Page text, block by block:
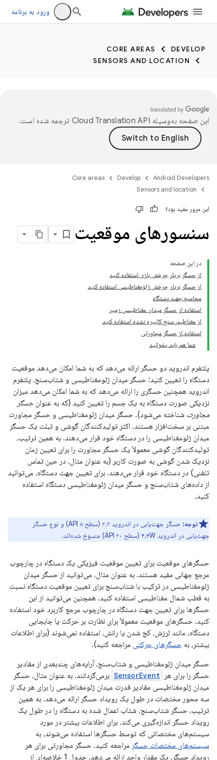
trait:citc trait:citc
ورود به برنامه
DEVELOP
CORE AREAS
SENSORS AND LOCATION
این صفحه به‌وسیله ترجمه شده است.
Android Developers
Develop
Core areas
Sensors and location
این مرور مفید بود؟
سنسورهای موقعیت
در این صفحه
از حسگر بردار چرخش بازی استفاده کنید
از حسگر بردار چرخش ژئومغناطیسی استفاده کنید
محاسبه جهت دستگاه
استفاده از حسگر میدان مغناطیسی زمین
از مغناطیس‌سنج کالیبره نشده استفاده کنید
استفاده از حسگر مجاورتی
شما هم باید بخوانید
پلتفرم اندروید دو حسگر ارائه می‌دهد که به شما امکان می‌دهد موقعیت
دستگاه را تعیین کنید: حسگر میدان ژئومغناطیسی و شتاب‌سنج. پلتفرم
اندروید همچنین حسگری را ارائه می‌دهد که به شما امکان می‌دهد میزان
نزدیکی صورت دستگاه به یک جسم را تعیین کنید (که به عنوان حسگر
مجاورت شناخته می‌شود). حسگر میدان ژئومغناطیسی و حسگر مجاورت
مبتنی بر سخت‌افزار هستند. اکثر تولیدکنندگان گوشی و تبلت یک حسگر
میدان ژئومغناطیسی را در دستگاه خود قرار می‌دهند. به همین ترتیب،
تولیدکنندگان گوشی معمولاً یک حسگر مجاورت را برای تعیین زمان
نزدیک شدن گوشی به صورت کاربر (به عنوان مثال، در حین تماس
تلفنی) در دستگاه خود قرار می‌دهند. برای تعیین جهت دستگاه، می‌توانید
از داده‌های شتاب‌سنج و حسگر میدان ژئومغناطیسی دستگاه استفاده
کنید.
توجه:
حسگر جهت‌یابی در اندروید ۲.۲ (سطح API ۸) و نوع حسگر
جهت‌یابی در اندروید ۴.۴W (سطح API ۲۰) منسوخ شده‌اند.
حسگرهای موقعیت برای تعیین موقعیت فیزیکی یک دستگاه در چارچوب
مرجع جهانی مفید هستند. به عنوان مثال، می‌توانید از حسگر میدان
ژئومغناطیسی در ترکیب با شتاب‌سنج برای تعیین موقعیت دستگاه نسبت
به قطب شمال مغناطیسی استفاده کنید. همچنین می‌توانید از این
حسگرها برای تعیین جهت دستگاه در چارچوب مرجع کاربرد خود استفاده
کنید. حسگرهای موقعیت معمولاً برای نظارت بر حرکت یا جابجایی
دستگاه، مانند لرزش، کج شدن یا رانش، استفاده نمی‌شوند (برای اطلاعات
بیشتر، به حسگرهای حرکتی مراجعه کنید).
حسگر میدان ژئومغناطیسی و شتاب‌سنج، آرایه‌های چندبعدی از مقادیر
حسگر را برای هر
SensorEvent برمی‌گردانند. به عنوان مثال، حسگر
میدان ژئومغناطیسی مقادیر قدرت میدان ژئومغناطیسی را برای هر یک از
سه محور مختصات در طول یک رویداد حسگر ارائه می‌دهد. به همین
ترتیب، حسگر شتاب‌سنج، شتاب اعمال شده به دستگاه را در طول یک
رویداد حسگر اندازه‌گیری می‌کند. برای اطلاعات بیشتر در مورد
سیستم‌های مختصاتی که توسط حسگرها استفاده می‌شوند، به
سیستم‌های مختصات حسگر مراجعه کنید. حسگر مجاورتی برای هر
رویداد حسگر، یک مقدار واحد ارائه می‌دهد. جدول 1 خلاصه‌ای از